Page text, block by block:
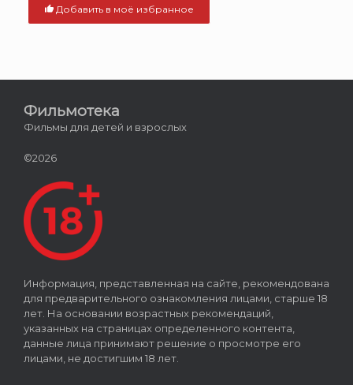
Добавить в моё избранное
Фильмотека
Фильмы для детей и взрослых
©2026
Информация, представленная на сайте, рекомендована
для предварительного ознакомления лицами, старше 18
лет. На основании возрастных рекомендаций,
указанных на страницах определенного контента,
данные лица принимают решение о просмотре его
лицами, не достигшим 18 лет.